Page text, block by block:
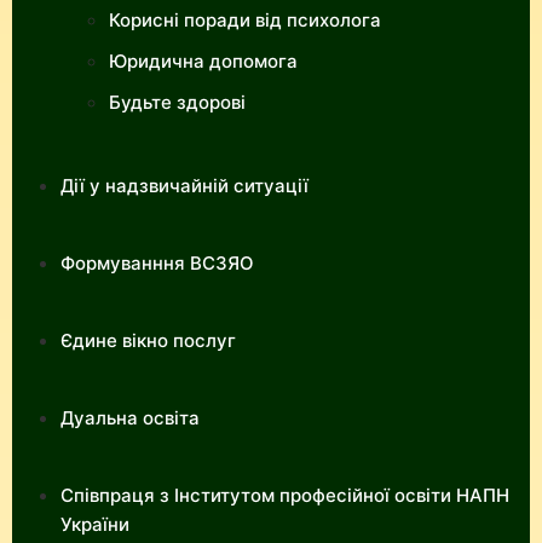
Корисні поради від психолога
Юридична допомога
Будьте здорові
Дії у надзвичайній ситуації
Формуванння ВСЗЯО
Єдине вікно послуг
Дуальна освіта
Співпраця з Інститутом професійної освіти НАПН
України